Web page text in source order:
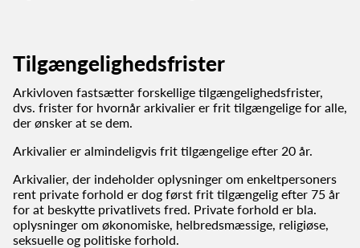
Tilgængelighedsfrister
Arkivloven fastsætter forskellige tilgængelighedsfrister,
dvs. frister for hvornår arkivalier er frit tilgængelige for alle,
der ønsker at se dem.
Arkivalier er almindeligvis frit tilgængelige efter 20 år.
Arkivalier, der indeholder oplysninger om enkeltpersoners
rent private forhold er dog først frit tilgængelig efter 75 år
for at beskytte privatlivets fred. Private forhold er bla.
oplysninger om økonomiske, helbredsmæssige, religiøse,
seksuelle og politiske forhold.